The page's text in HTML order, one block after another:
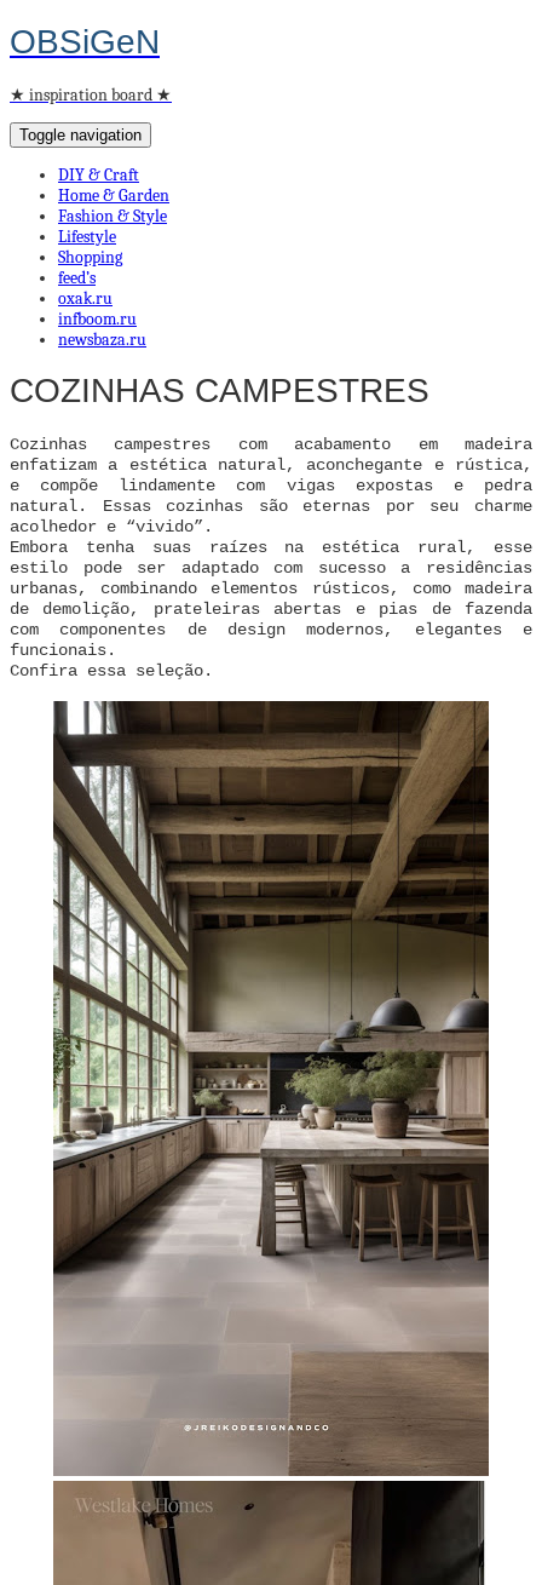
OBSiGeN
★ inspiration board ★
Toggle navigation
DIY & Craft
Home & Garden
Fashion & Style
Lifestyle
Shopping
feed’s
oxak.ru
infboom.ru
newsbaza.ru
COZINHAS CAMPESTRES
Cozinhas campestres com acabamento em madeira
enfatizam a estética natural, aconchegante e rústica,
e compõe lindamente com vigas expostas e pedra
natural. Essas cozinhas são eternas por seu charme
acolhedor e “vivido”.
Embora tenha suas raízes na estética rural, esse
estilo pode ser adaptado com sucesso a residências
urbanas, combinando elementos rústicos, como madeira
de demolição, prateleiras abertas e pias de fazenda
com componentes de design modernos, elegantes e
funcionais.
Confira essa seleção.